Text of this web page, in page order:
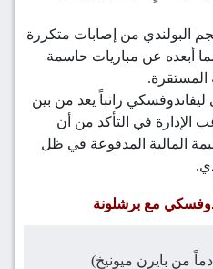
البولندي من إصابات متكررة
أبعده عن مباريات حاسمة
المستقرة.
ليفاندوفسكي راتباً يعد من بين
الإدارة في التأكد من أن
المالية المدفوعة في ظل
مع برشلونة